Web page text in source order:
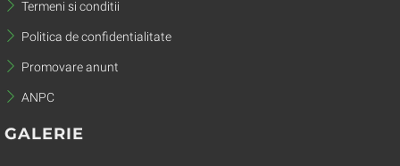
Termeni si conditii
Politica de confidentialitate
Promovare anunt
ANPC
GALERIE